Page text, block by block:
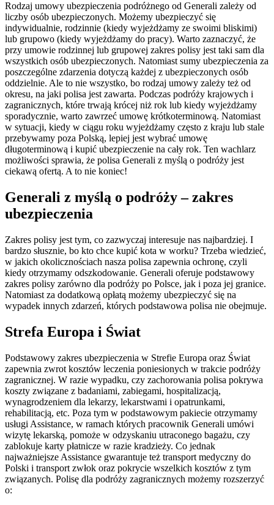
Rodzaj umowy ubezpieczenia podróżnego od Generali zależy od
liczby osób ubezpieczonych. Możemy ubezpieczyć się
indywidualnie, rodzinnie (kiedy wyjeżdżamy ze swoimi bliskimi)
lub grupowo (kiedy wyjeżdżamy do pracy). Warto zaznaczyć, że
przy umowie rodzinnej lub grupowej zakres polisy jest taki sam dla
wszystkich osób ubezpieczonych. Natomiast sumy ubezpieczenia za
poszczególne zdarzenia dotyczą każdej z ubezpieczonych osób
oddzielnie. Ale to nie wszystko, bo rodzaj umowy zależy też od
okresu, na jaki polisa jest zawarta. Podczas podróży krajowych i
zagranicznych, które trwają krócej niż rok lub kiedy wyjeżdżamy
sporadycznie, warto zawrzeć umowę krótkoterminową. Natomiast
w sytuacji, kiedy w ciągu roku wyjeżdżamy często z kraju lub stale
przebywamy poza Polską, lepiej jest wybrać umowę
długoterminową i kupić ubezpieczenie na cały rok. Ten wachlarz
możliwości sprawia, że polisa Generali z myślą o podróży jest
ciekawą ofertą. A to nie koniec!
Generali z myślą o podróży – zakres
ubezpieczenia
Zakres polisy jest tym, co zazwyczaj interesuje nas najbardziej. I
bardzo słusznie, bo kto chce kupić kota w worku? Trzeba wiedzieć,
w jakich okolicznościach nasza polisa zapewnia ochronę, czyli
kiedy otrzymamy odszkodowanie. Generali oferuje podstawowy
zakres polisy zarówno dla podróży po Polsce, jak i poza jej granice.
Natomiast za dodatkową opłatą możemy ubezpieczyć się na
wypadek innych zdarzeń, których podstawowa polisa nie obejmuje.
Strefa Europa i Świat
Podstawowy zakres ubezpieczenia w Strefie Europa oraz Świat
zapewnia zwrot kosztów leczenia poniesionych w trakcie podróży
zagranicznej. W razie wypadku, czy zachorowania polisa pokrywa
koszty związane z badaniami, zabiegami, hospitalizacją,
wynagrodzeniem dla lekarzy, lekarstwami i opatrunkami,
rehabilitacją, etc. Poza tym w podstawowym pakiecie otrzymamy
usługi Assistance, w ramach których pracownik Generali umówi
wizytę lekarską, pomoże w odzyskaniu utraconego bagażu, czy
zablokuje karty płatnicze w razie kradzieży. Co jednak
najważniejsze Assistance gwarantuje też transport medyczny do
Polski i transport zwłok oraz pokrycie wszelkich kosztów z tym
związanych. Polisę dla podróży zagranicznych możemy rozszerzyć
o: